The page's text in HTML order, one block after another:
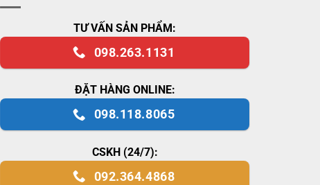
TƯ VẤN SẢN PHẨM:
098.263.1131
ĐẶT HÀNG ONLINE:
098.118.8065
CSKH (24/7):
092.364.4868